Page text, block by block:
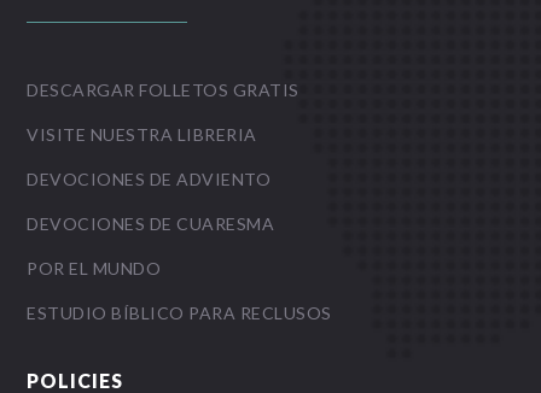
DESCARGAR FOLLETOS GRATIS
VISITE NUESTRA LIBRERIA
DEVOCIONES DE ADVIENTO
DEVOCIONES DE CUARESMA
POR EL MUNDO
ESTUDIO BÍBLICO PARA RECLUSOS
POLICIES